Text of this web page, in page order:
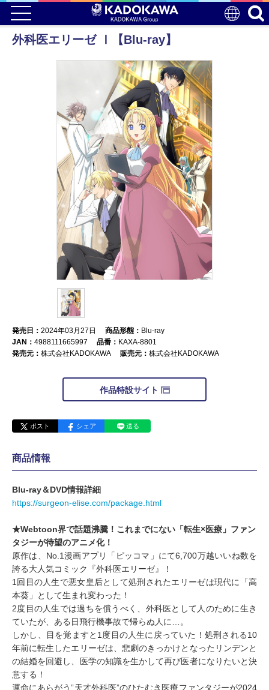
外科医エリーゼ Ⅰ【Blu-ray】
発売日： 2024年03月27日 商品形態： Blu-ray
JAN： 4988111665997 品番： KAXA-8801
発売元： 株式会社KADOKAWA 販売元： 株式会社KADOKAWA
作品特設サイト
ポスト シェア 送る
商品情報
Blu-ray＆DVD情報詳細
https://surgeon-elise.com/package.html
★Webtoon界で話題沸騰！これまでにない「転生×医療」ファン
タジーが待望のアニメ化！
原作は、No.1漫画アプリ「ピッコマ」にて6,700万越いいね数を
誇る大人気コミック『外科医エリーゼ』！
1回目の人生で悪女皇后として処刑されたエリーゼは現代に「高
本葵」として生まれ変わった！
2度目の人生では過ちを償うべく、外科医として人のために生き
ていたが、ある日飛行機事故で帰らぬ人に…。
しかし、目を覚ますと1度目の人生に戻っていた！処刑される10
年前に転生したエリーゼは、悲劇のきっかけとなったリンデンと
の結婚を回避し、医学の知識を生かして再び医者になりたいと決
意する！
運命にあらがう”天才外科医”のひたむき医療ファンタジーが2024